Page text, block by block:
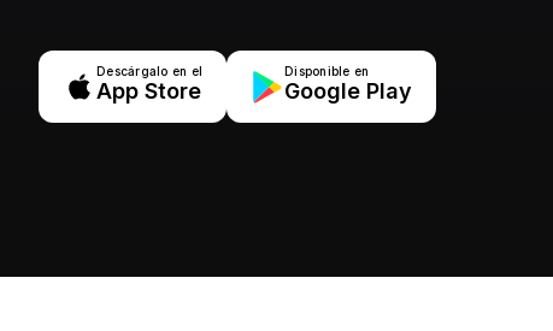
Descárgalo en el
App Store
Disponible en
Google Play